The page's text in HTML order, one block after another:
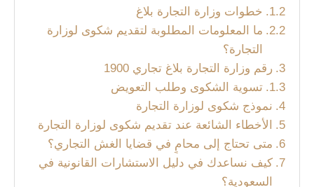
خطوات وزارة التجارة بلاغ
ما المعلومات المطلوبة لتقديم شكوى لوزارة
التجارة؟
رقم وزارة التجارة بلاغ تجاري 1900
تسوية الشكوى وطلب التعويض
نموذج شكوى لوزارة التجارة
الأخطاء الشائعة عند تقديم شكوى لوزارة التجارة
متى تحتاج إلى محامٍ في قضايا الغش التجاري؟
كيف نساعدك في دليل الاستشارات القانونية في
السعودية؟